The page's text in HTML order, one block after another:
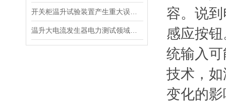
容。说
感应按
统输入
技术，
变化的